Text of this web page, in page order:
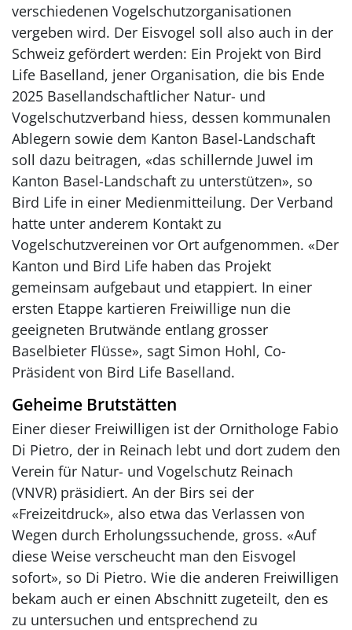
verschiedenen Vogelschutzorganisationen
vergeben wird. Der Eisvogel soll also auch in der
Schweiz gefördert werden: Ein Projekt von Bird
Life Baselland, jener Organisation, die bis Ende
2025 Basellandschaftlicher Natur- und
Vogelschutzverband hiess, dessen kommunalen
Ablegern sowie dem Kanton Basel-Landschaft
soll dazu beitragen, «das schillernde Juwel im
Kanton Basel-Landschaft zu unterstützen», so
Bird Life in einer Medienmitteilung. Der Verband
hatte unter anderem Kontakt zu
Vogelschutzvereinen vor Ort aufgenommen. «Der
Kanton und Bird Life haben das Projekt
gemeinsam aufgebaut und etappiert. In einer
ersten Etappe kartieren Freiwillige nun die
geeigneten Brutwände entlang grosser
Baselbieter Flüsse», sagt Simon Hohl, Co-
Präsident von Bird Life Baselland.
Geheime Brutstätten
Einer dieser Freiwilligen ist der Ornithologe Fabio
Di Pietro, der in Reinach lebt und dort zudem den
Verein für Natur- und Vogelschutz Reinach
(VNVR) präsidiert. An der Birs sei der
«Freizeitdruck», also etwa das Verlassen von
Wegen durch Erholungssuchende, gross. «Auf
diese Weise verscheucht man den Eisvogel
sofort», so Di Pietro. Wie die anderen Freiwilligen
bekam auch er einen Abschnitt zugeteilt, den es
zu untersuchen und entsprechend zu